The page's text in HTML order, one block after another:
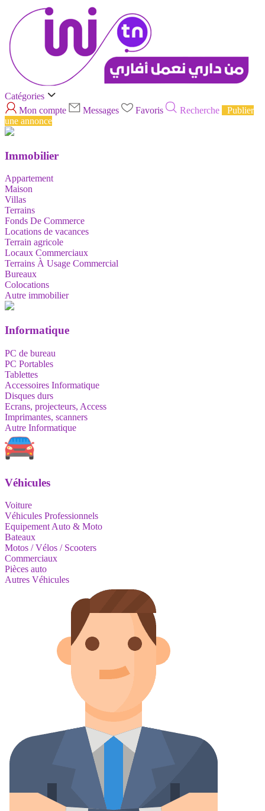
Catégories
Mon compte
Messages Favoris Recherche
Publier
une annonce
Immobilier
Appartement
Maison
Villas
Terrains
Fonds De Commerce
Locations de vacances
Terrain agricole
Locaux Commerciaux
Terrains À Usage Commercial
Bureaux
Colocations
Autre immobilier
Informatique
PC de bureau
PC Portables
Tablettes
Accessoires Informatique
Disques durs
Ecrans, projecteurs, Access
Imprimantes, scanners
Autre Informatique
Véhicules
Voiture
Véhicules Professionnels
Equipement Auto & Moto
Bateaux
Motos / Vélos / Scooters
Commerciaux
Pièces auto
Autres Véhicules